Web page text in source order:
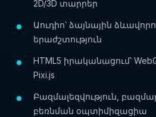
2D/3D տարրեր
Աուդիո՝ ձայնային
երաժշտություն
HTML5 իրականացում՝
Pixi.js
Բազմալեզվություն,
բեռնման օպտիմիզացիա